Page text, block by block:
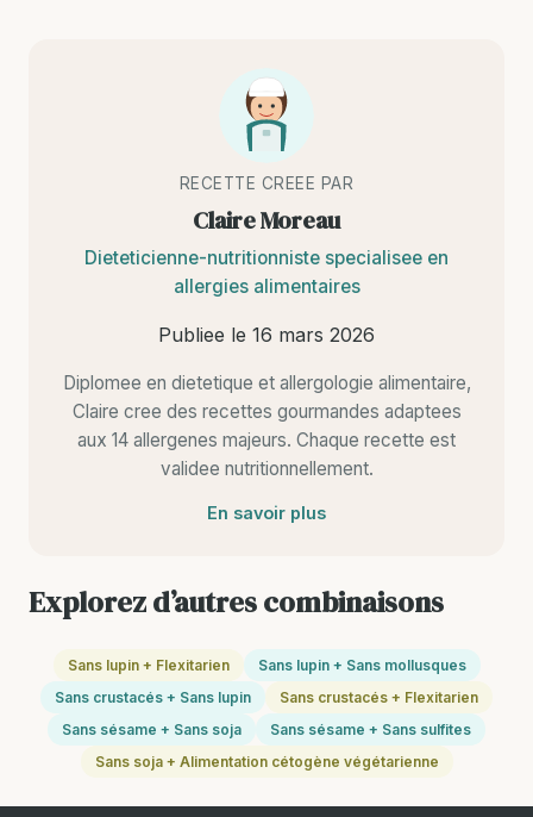
RECETTE CREEE PAR
Claire Moreau
Dieteticienne-nutritionniste specialisee en
allergies alimentaires
Publiee le 16 mars 2026
Diplomee en dietetique et allergologie alimentaire,
Claire cree des recettes gourmandes adaptees
aux 14 allergenes majeurs. Chaque recette est
validee nutritionnellement.
En savoir plus
Explorez d’autres combinaisons
Sans lupin + Flexitarien
Sans lupin + Sans mollusques
Sans crustacés + Sans lupin
Sans crustacés + Flexitarien
Sans sésame + Sans soja
Sans sésame + Sans sulfites
Sans soja + Alimentation cétogène végétarienne